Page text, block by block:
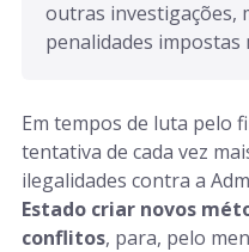
outras investigações,
penalidades impostas
Em tempos de luta pelo
tentativa de cada vez
ilegalidades contra a
Estado criar novos
conflitos, para, pelo